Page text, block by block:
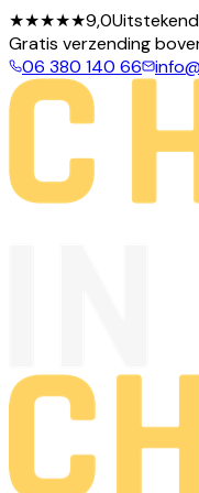
★★★★★9,0Uitstekend
Gratis verzending
06 380 140 66